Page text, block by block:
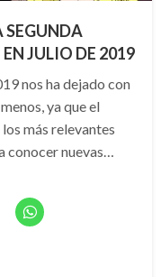
SEGUNDA
JULIO DE 2019
nos ha dejado con
ya que el
más relevantes
conocer nuevas…